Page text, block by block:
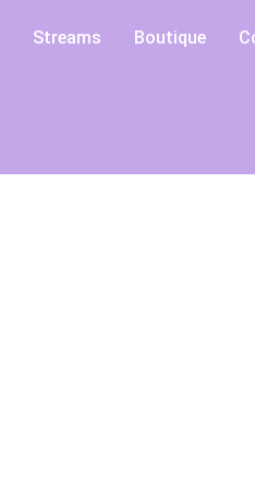
Streams Boutique